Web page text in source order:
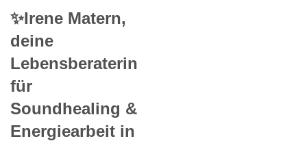
✨Irene Matern,
deine
Lebensberaterin
für
Soundhealing &
Energiearbeit in